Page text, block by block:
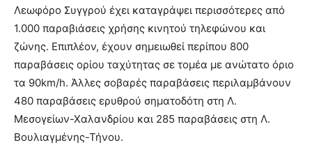
Λεωφόρο Συγγρού έχει καταγράψει περισσότερες από
1.000 παραβιάσεις χρήσης κινητού τηλεφώνου και
ζώνης. Επιπλέον, έχουν σημειωθεί περίπου 800
παραβάσεις ορίου ταχύτητας σε τομέα με ανώτατο όριο
τα 90km/h. Άλλες σοβαρές παραβάσεις περιλαμβάνουν
480 παραβάσεις ερυθρού σηματοδότη στη Λ.
Μεσογείων-Χαλανδρίου και 285 παραβάσεις στη Λ.
Βουλιαγμένης-Τήνου.